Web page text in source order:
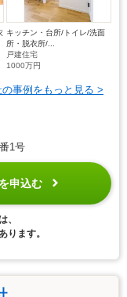
キッチン・台所/トイレ/洗面
所・脱衣所/...
戸建住宅
1000万円
の事例をもっと見る >
1号
申込む
、
ります。